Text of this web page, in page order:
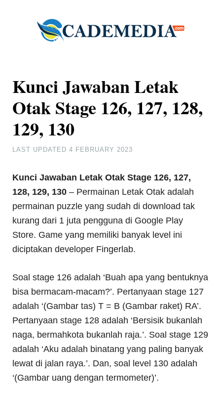
Kunci Jawaban Letak
Otak Stage 126, 127, 128,
129, 130
LAST UPDATED4 FEBRUARY 2023
Kunci Jawaban Letak Otak Stage 126, 127,
128, 129, 130 – Permainan Letak Otak adalah
permainan puzzle yang sudah di download tak
kurang dari 1 juta pengguna di Google Play
Store. Game yang memiliki banyak level ini
diciptakan developer Fingerlab.
Soal stage 126 adalah ‘Buah apa yang bentuknya
bisa bermacam-macam?’. Pertanyaan stage 127
adalah ‘(Gambar tas) T = B (Gambar raket) RA’.
Pertanyaan stage 128 adalah ‘Bersisik bukanlah
naga, bermahkota bukanlah raja.’. Soal stage 129
adalah ‘Aku adalah binatang yang paling banyak
lewat di jalan raya.’. Dan, soal level 130 adalah
‘(Gambar uang dengan termometer)’.